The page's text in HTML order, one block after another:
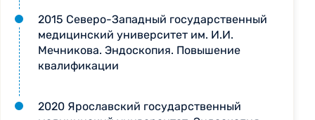
2015 Северо-Западный государственный
медицинский университет им. И.И.
Мечникова. Эндоскопия. Повышение
квалификации
2020 Ярославский государственный